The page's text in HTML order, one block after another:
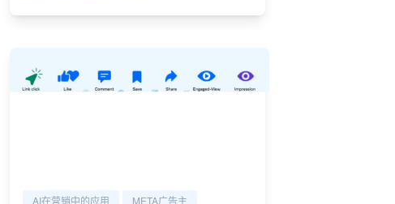
AI在营销中的应用 META广告主